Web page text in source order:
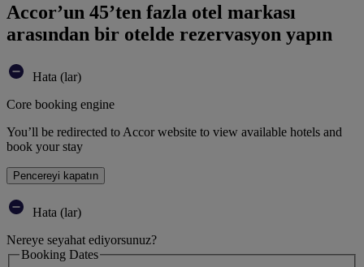
Accor’un 45’ten fazla otel markası
arasından bir otelde rezervasyon yapın
Hata (lar)
Core booking engine
You’ll be redirected to Accor website to view available hotels and
book your stay
Pencereyi kapatın
Hata (lar)
Nereye seyahat ediyorsunuz?
Booking Dates